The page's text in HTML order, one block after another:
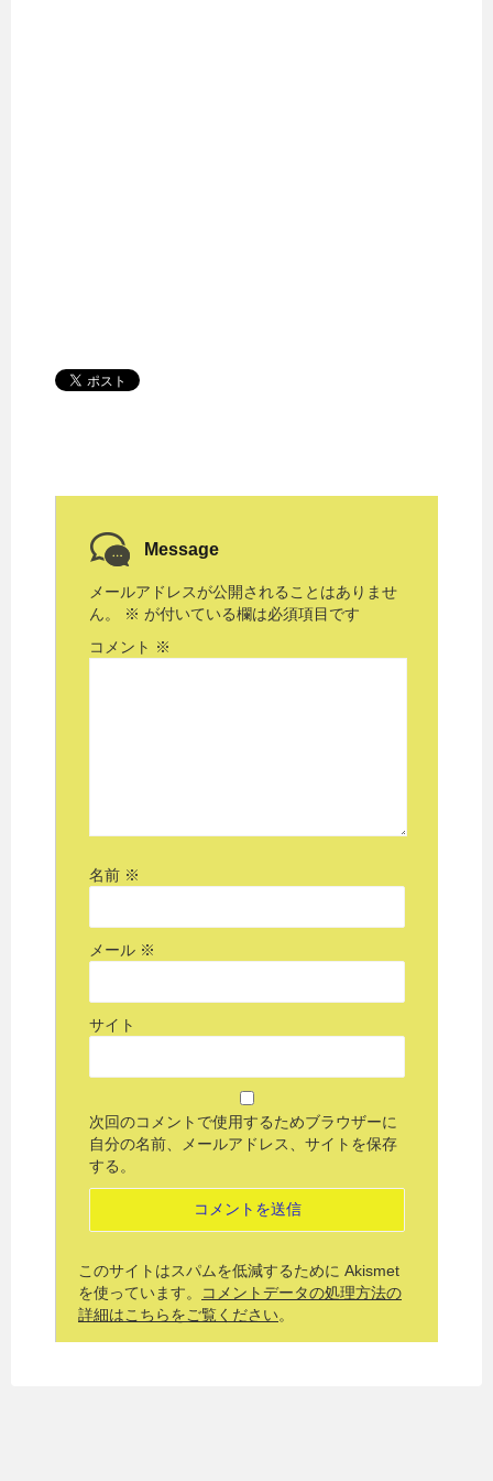
Message
メールアドレスが公開されることはありませ
ん。
※ が付いている欄は必須項目です
コメント ※
名前 ※
メール ※
サイト
次回のコメントで使用するためブラウザーに
自分の名前、メールアドレス、サイトを保存
する。
このサイトはスパムを低減するために Akismet
を使っています。
コメントデータの処理方法の
詳細はこちらをご覧ください。